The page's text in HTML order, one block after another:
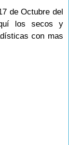
de Octubre del
los secos y
con mas